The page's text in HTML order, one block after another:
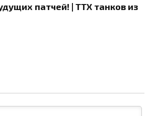
патчей! | ТТХ танков из